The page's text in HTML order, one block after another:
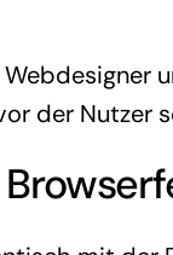
der Nutzer